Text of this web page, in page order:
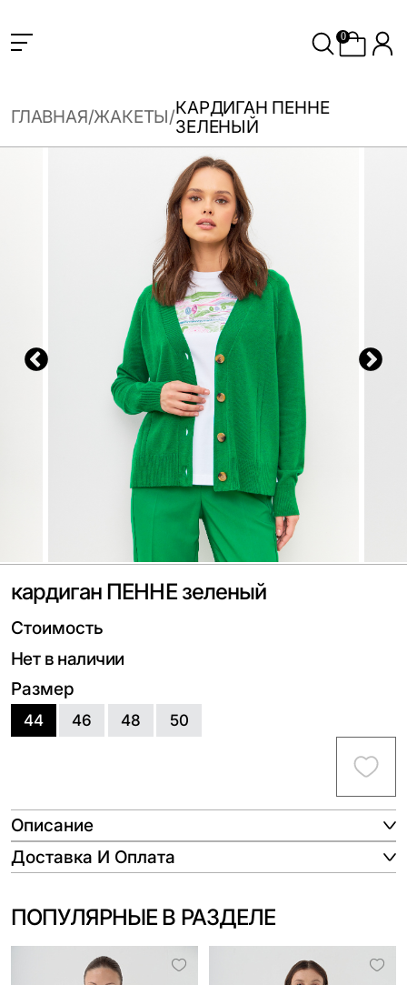
0
ГЛАВНАЯ ЖАКЕТЫ КАРДИГАН ПЕННЕ
ЗЕЛЕНЫЙ
кардиган ПЕННЕ зеленый
Стоимость
Нет в наличии
Размер
44 46 48 50
Описание
Доставка И Оплата
ПОПУЛЯРНЫЕ В РАЗДЕЛЕ